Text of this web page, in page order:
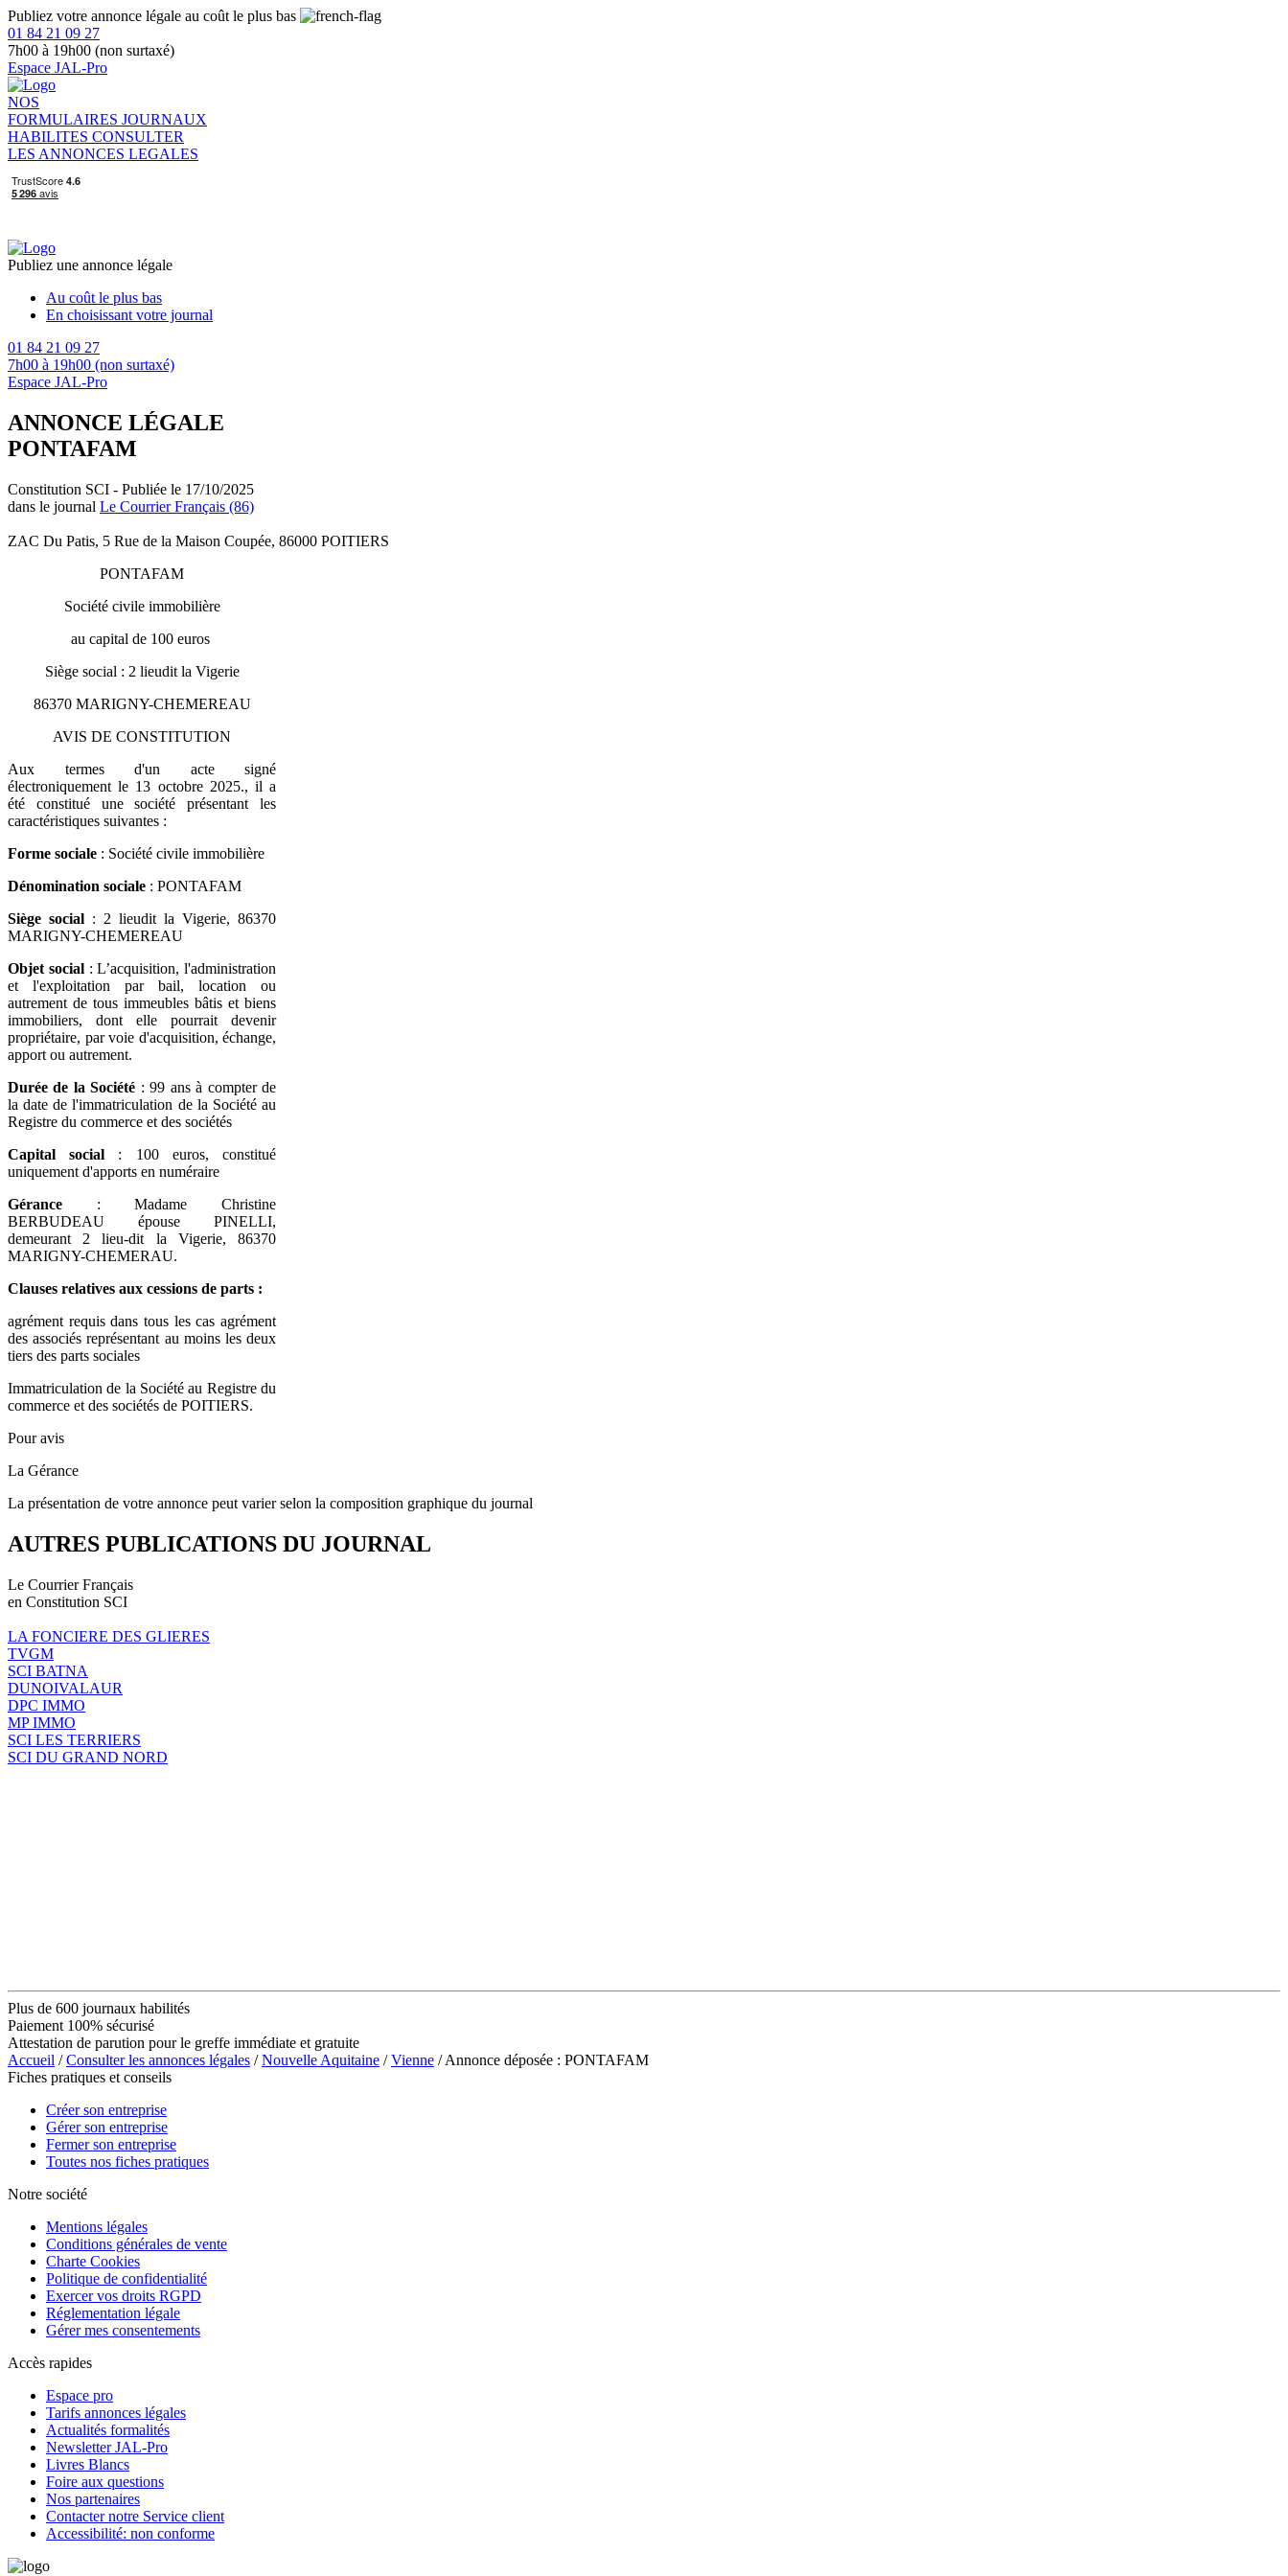
Publiez votre annonce légale au coût le plus bas
01 84 21 09 27
7h00 à 19h00 (non surtaxé)
Espace JAL-Pro
NOS
FORMULAIRES JOURNAUX
HABILITES CONSULTER
LES ANNONCES LEGALES
Publiez une annonce légale
Au coût le plus bas
En choisissant votre journal
01 84 21 09 27
7h00 à 19h00 (non surtaxé)
Espace JAL-Pro
ANNONCE LÉGALE
PONTAFAM
Constitution SCI - Publiée le 17/10/2025
dans le journal Le Courrier Français (86)
ZAC Du Patis, 5 Rue de la Maison Coupée, 86000 POITIERS
PONTAFAM
Société civile immobilière
au capital de 100 euros
Siège social : 2 lieudit la Vigerie
86370 MARIGNY-CHEMEREAU
AVIS DE CONSTITUTION
Aux termes d'un acte signé
électroniquement le 13 octobre 2025., il a
été constitué une société présentant les
caractéristiques suivantes :
Forme sociale : Société civile immobilière
Dénomination sociale : PONTAFAM
Siège social : 2 lieudit la Vigerie, 86370
MARIGNY-CHEMEREAU
Objet social: L’acquisition, l'administration
et l'exploitation par bail, location ou
autrement de tous immeubles bâtis et biens
immobiliers, dont elle pourrait devenir
propriétaire, par voie d'acquisition, échange,
apport ou autrement.
Durée de la Société : 99 ans à compter de
la date de l'immatriculation de la Société au
Registre du commerce et des sociétés
Capital social : 100 euros, constitué
uniquement d'apports en numéraire
Gérance : Madame Christine
BERBUDEAU épouse PINELLI,
demeurant 2 lieu-dit la Vigerie, 86370
MARIGNY-CHEMERAU.
Clauses relatives aux cessions de parts :
agrément requis dans tous les cas agrément
des associés représentant au moins les deux
tiers des parts sociales
Immatriculation de la Société au Registre du
commerce et des sociétés de POITIERS.
Pour avis
La Gérance
La présentation de votre annonce peut varier selon la composition graphique du journal
AUTRES PUBLICATIONS DU JOURNAL
Le Courrier Français
en Constitution SCI
LA FONCIERE DES GLIERES
TVGM
SCI BATNA
DUNOIVALAUR
DPC IMMO
MP IMMO
SCI LES TERRIERS
SCI DU GRAND NORD
Plus de 600 journaux habilités
Paiement 100% sécurisé
Attestation de parution pour le greffe immédiate et gratuite
Accueil /Consulter les annonces légales /Nouvelle Aquitaine /Vienne / Annonce déposée : PONTAFAM
Fiches pratiques et conseils
Créer son entreprise
Gérer son entreprise
Fermer son entreprise
Toutes nos fiches pratiques
Notre société
Mentions légales
Conditions générales de vente
Charte Cookies
Politique de confidentialité
Exercer vos droits RGPD
Réglementation légale
Gérer mes consentements
Accès rapides
Espace pro
Tarifs annonces légales
Actualités formalités
Newsletter JAL-Pro
Livres Blancs
Foire aux questions
Nos partenaires
Contacter notre Service client
Accessibilité: non conforme